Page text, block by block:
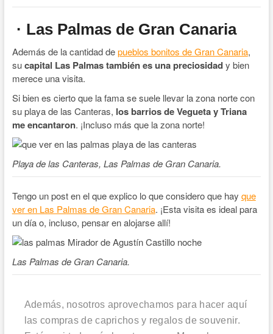
· Las Palmas de Gran Canaria
Además de la cantidad depueblos bonitos de Gran Canaria,
sucapital Las Palmas también es una preciosidady bien
merece una visita.
Si bien es cierto que la fama se suele llevar la zona norte con
su playa de las Canteras, los barrios de Vegueta y Triana
me encantaron. ¡Incluso más que la zona norte!
Playa de las Canteras, Las Palmas de Gran Canaria.
Tengo un post en el que explico lo que considero que hay que
ver en Las Palmas de Gran Canaria. ¡Esta visita es ideal para
un día o, incluso, pensar en alojarse allí!
Las Palmas de Gran Canaria.
Además, nosotros aprovechamos para hacer aquí
las compras de caprichos y regalos de souvenir.